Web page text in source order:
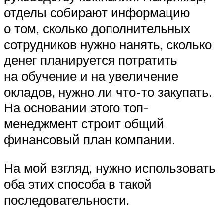
отделы собирают информацию
о том, сколько дополнительных
сотрудников нужно нанять, сколько
денег планируется потратить
на обучение и на увеличение
окладов, нужно ли что-то закупать.
На основании этого топ-
менеджмент строит общий
финансовый план компании.
На мой взгляд, нужно использовать
оба этих способа в такой
последовательности.